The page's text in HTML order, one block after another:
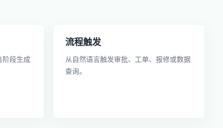
阶段生成
流程触发
从自然语言触发审批、工单、报修或数据
查询。